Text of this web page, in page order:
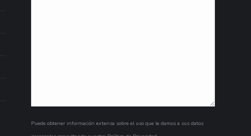
Puede obtener información extensa sobre el uso que le damos a sus datos